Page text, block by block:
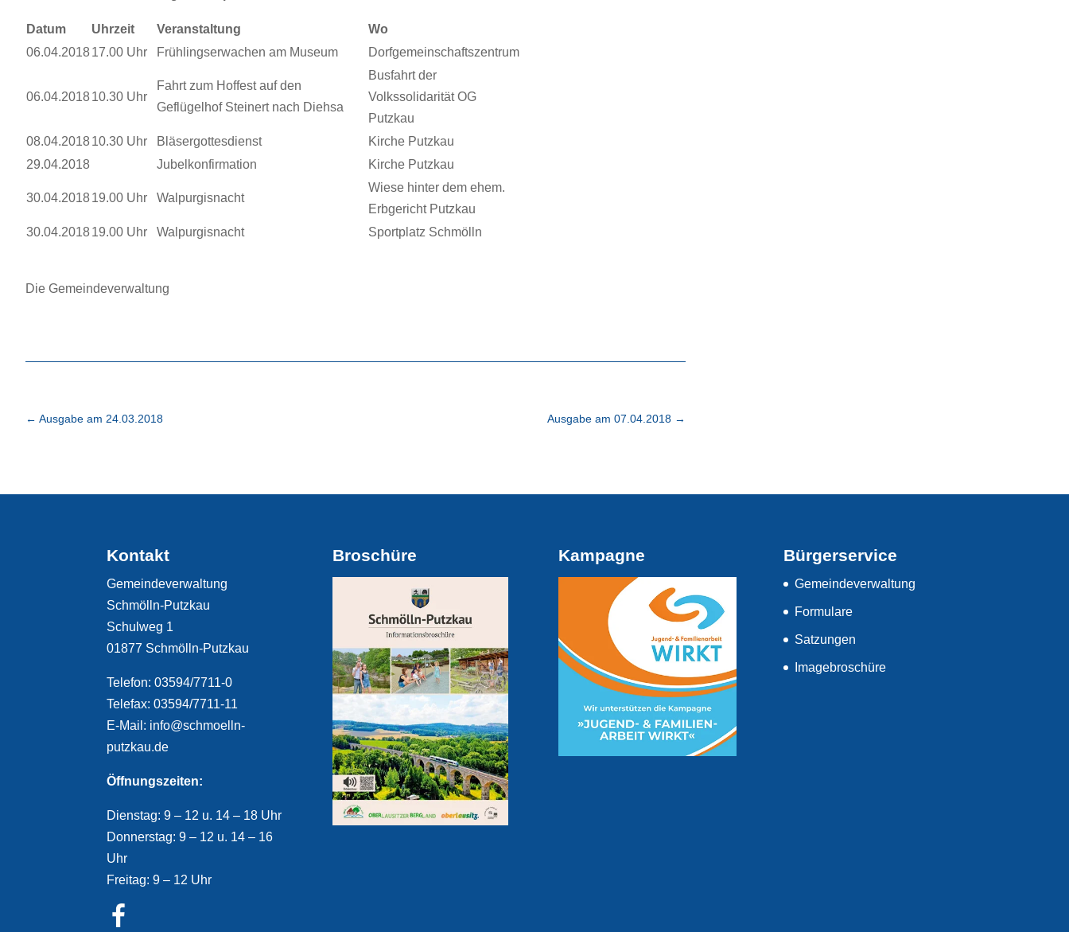
Datum Uhrzeit Veranstaltung
Wo
06.04.201817.00 Uhr Frühlingserwachen am Museum Dorfgemeinschaftszentrum
06.04.201810.30 Uhr
Fahrt zum Hoffest auf den
Geflügelhof Steinert nach Diehsa
Busfahrt der
Volkssolidarität OG
Putzkau
08.04.201810.30 Uhr Bläsergottesdienst
Kirche Putzkau
29.04.2018
Jubelkonfirmation Kirche Putzkau
30.04.201819.00 Uhr Walpurgisnacht
Wiese hinter dem ehem.
Erbgericht Putzkau
30.04.201819.00 Uhr Walpurgisnacht Sportplatz Schmölln
Die Gemeindeverwaltung
← Ausgabe am 24.03.2018 Ausgabe am 07.04.2018→
Kontakt
Gemeindeverwaltung
Schmölln-Putzkau
Schulweg 1
01877 Schmölln-Putzkau
Telefon: 03594/7711-0
Telefax: 03594/7711-11
E-Mail: info@schmoelln-
putzkau.de
Öffnungszeiten:
Dienstag: 9 – 12 u. 14 – 18 Uhr
Donnerstag: 9 – 12 u. 14 – 16
Uhr
Freitag: 9 – 12 Uhr
Broschüre Kampagne Bürgerservice
Gemeindeverwaltung
Formulare
Satzungen
Imagebroschüre